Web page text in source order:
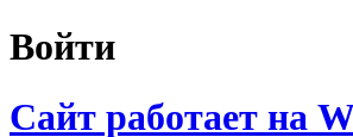
Войти
Сайт работает на